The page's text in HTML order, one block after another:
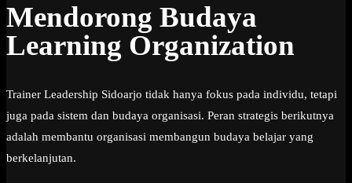
Mendorong Budaya
Learning Organization
Trainer Leadership Sidoarjo tidak hanya fokus pada individu, tetapi
juga pada sistem dan budaya organisasi. Peran strategis berikutnya
adalah membantu organisasi membangun budaya belajar yang
berkelanjutan.